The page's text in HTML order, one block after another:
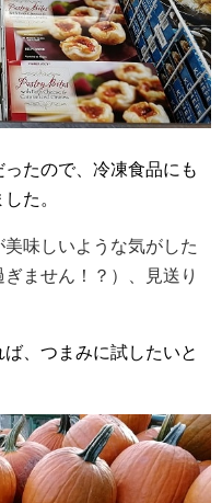
たので、冷凍食品にも
た。
味しいような気がした
ません！？）、見送り
、つまみに試したいと